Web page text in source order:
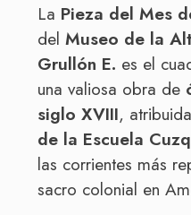
La Pieza del Mes
del Museo de la
Grullón E. es el
una valiosa obra de
siglo XVIII,
de la Escuela
las corrientes más
sacro colonial en